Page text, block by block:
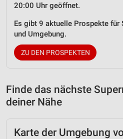
20:00 Uhr geöffnet.
Es gibt 9 aktuelle Prospekte für
und Umgebung.
ZU DEN PROSPEKTEN
Finde das nächste
deiner Nähe
Karte der Umgebung